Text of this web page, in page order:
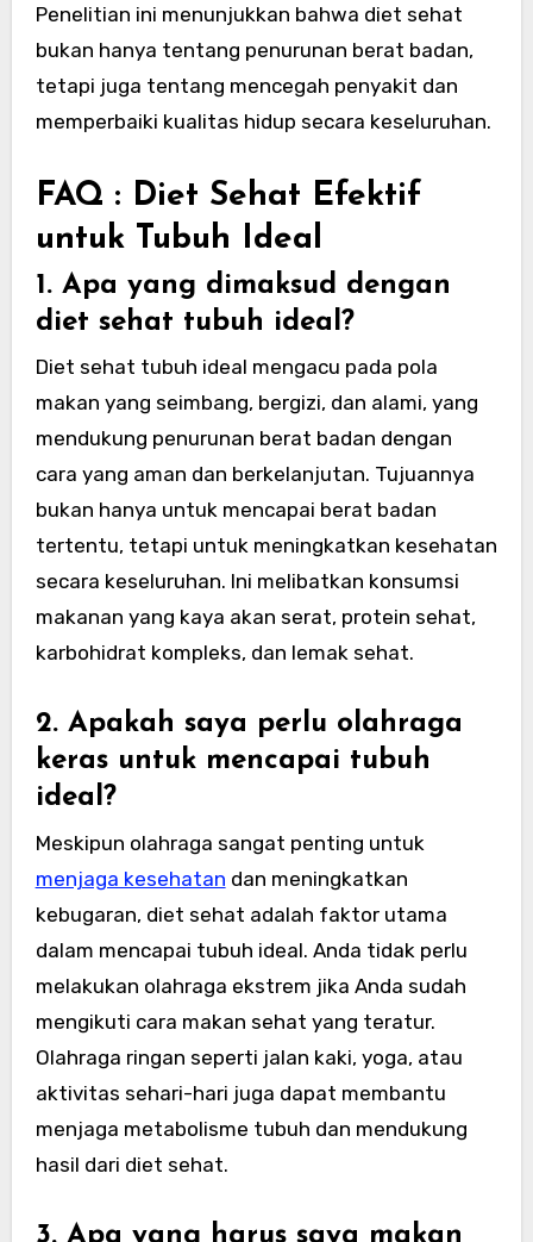
Penelitian ini menunjukkan bahwa diet sehat
bukan hanya tentang penurunan berat badan,
tetapi juga tentang mencegah penyakit dan
memperbaiki kualitas hidup secara keseluruhan.
FAQ : Diet Sehat Efektif
untuk Tubuh Ideal
1. Apa yang dimaksud dengan
diet sehat tubuh ideal?
Diet sehat tubuh ideal mengacu pada pola
makan yang seimbang, bergizi, dan alami, yang
mendukung penurunan berat badan dengan
cara yang aman dan berkelanjutan. Tujuannya
bukan hanya untuk mencapai berat badan
tertentu, tetapi untuk meningkatkan kesehatan
secara keseluruhan. Ini melibatkan konsumsi
makanan yang kaya akan serat, protein sehat,
karbohidrat kompleks, dan lemak sehat.
2. Apakah saya perlu olahraga
keras untuk mencapai tubuh
ideal?
Meskipun olahraga sangat penting untuk
menjaga kesehatan dan meningkatkan
kebugaran, diet sehat adalah faktor utama
dalam mencapai tubuh ideal. Anda tidak perlu
melakukan olahraga ekstrem jika Anda sudah
mengikuti cara makan sehat yang teratur.
Olahraga ringan seperti jalan kaki, yoga, atau
aktivitas sehari-hari juga dapat membantu
menjaga metabolisme tubuh dan mendukung
hasil dari diet sehat.
3. Apa yang harus saya makan